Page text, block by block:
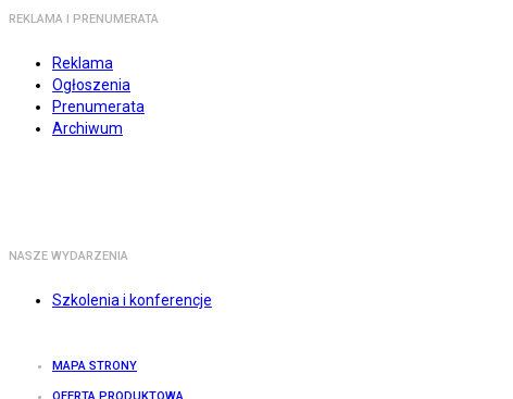
REKLAMA I PRENUMERATA
Reklama
Ogłoszenia
Prenumerata
Archiwum
NASZE WYDARZENIA
Szkolenia i konferencje
MAPA STRONY